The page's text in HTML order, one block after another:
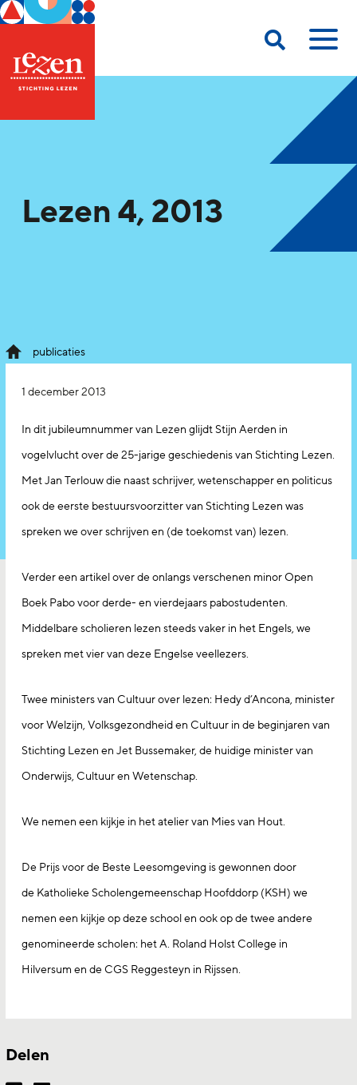
Lezen 4, 2013
publicaties
1 december 2013
In dit jubileumnummer van Lezen glijdt Stijn Aerden in
vogelvlucht over de 25-jarige geschiedenis van Stichting Lezen.
Met Jan Terlouw die naast schrijver, wetenschapper en politicus
ook de eerste bestuursvoorzitter van Stichting Lezen was
spreken we over schrijven en (de toekomst van) lezen.
Verder een artikel over de onlangs verschenen minor Open
Boek Pabo voor derde- en vierdejaars pabostudenten.
Middelbare scholieren lezen steeds vaker in het Engels, we
spreken met vier van deze Engelse veellezers.
Twee ministers van Cultuur over lezen: Hedy d’Ancona, minister
voor Welzijn, Volksgezondheid en Cultuur in de beginjaren van
Stichting Lezen en Jet Bussemaker, de huidige minister van
Onderwijs, Cultuur en Wetenschap.
We nemen een kijkje in het atelier van Mies van Hout.
De Prijs voor de Beste Leesomgeving is gewonnen door
de Katholieke Scholengemeenschap Hoofddorp (KSH) we
nemen een kijkje op deze school en ook op de twee andere
genomineerde scholen: het A. Roland Holst College in
Hilversum en de CGS Reggesteyn in Rijssen.
Delen